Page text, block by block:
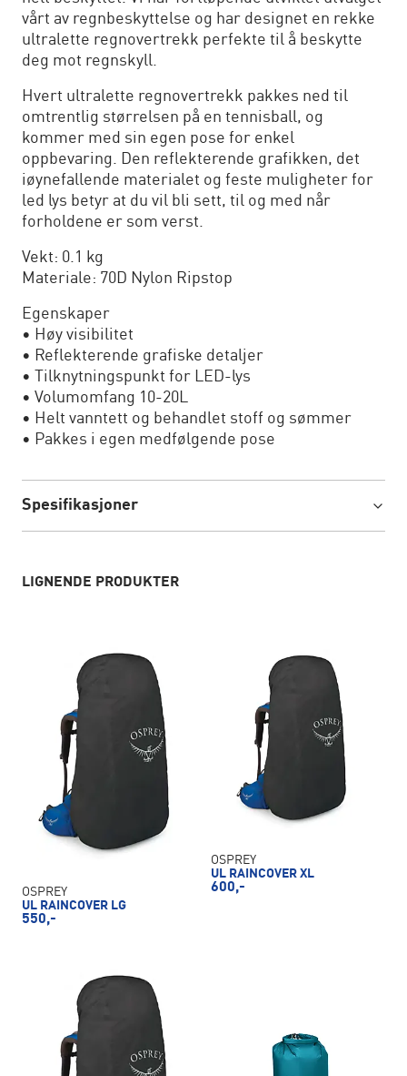
vårt av regnbeskyttelse og har designet en rekke
ultralette regnovertrekk perfekte til å beskytte
deg mot regnskyll.
Hvert ultralette regnovertrekk pakkes ned til
omtrentlig størrelsen på en tennisball, og
kommer med sin egen pose for enkel
oppbevaring. Den reflekterende grafikken, det
iøynefallende materialet og feste muligheter for
led lys betyr at du vil bli sett, til og med når
forholdene er som verst.
Vekt: 0.1 kg
Materiale: 70D Nylon Ripstop
Egenskaper
• Høy visibilitet
• Reflekterende grafiske detaljer
• Tilknytningspunkt for LED-lys
• Volumomfang 10-20L
• Helt vanntett og behandlet stoff og sømmer
• Pakkes i egen medfølgende pose
Spesifikasjoner
LIGNENDE PRODUKTER
OSPREY
UL RAINCOVER LG
550,-
OSPREY
UL RAINCOVER XL
600,-